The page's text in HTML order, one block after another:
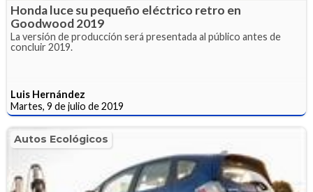
Honda luce su pequeño eléctrico retro en
Goodwood 2019
La versión de producción será presentada al público antes de
concluir 2019.
Luis Hernández
Martes, 9 de julio de 2019
Autos Ecológicos